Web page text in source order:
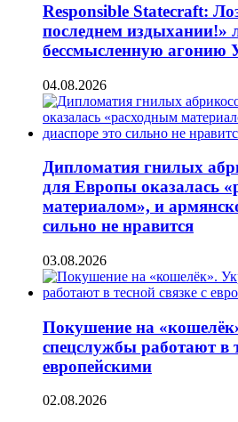
Responsible Statecraft:
последнем издыхании!»
бессмысленную агонию
04.08.2026
Дипломатия гнилых
для Европы оказалась
материалом», и
сильно не нравится
03.08.2026
Покушение на
спецслужбы работают в
европейскими
02.08.2026